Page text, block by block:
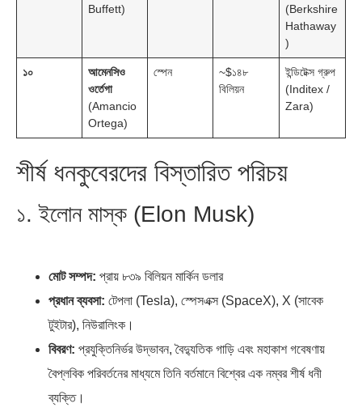
Buffett)
(Berkshire
Hathaway
)
১০
আমেনসিও
ওর্তেগা
(Amancio
Ortega)
স্পেন
~$১৪৮
বিলিয়ন
ইন্ডিটেক্স গ্রুপ
(Inditex /
Zara)
শীর্ষ ধনকুবেরদের বিস্তারিত পরিচয়
১. ইলোন মাস্ক (Elon Musk)
মোট সম্পদ: প্রায় ৮৩৯ বিলিয়ন মার্কিন ডলার
প্রধান ব্যবসা: টেপলা (Tesla), স্পেসএক্স (SpaceX), X (সাবেক
টুইটার), নিউরালিংক।
বিবরণ: প্রযুক্তিনির্ভর উদ্ভাবন, বৈদ্যুতিক গাড়ি এবং মহাকাশ গবেষণায়
বৈপ্লবিক পরিবর্তনের মাধ্যমে তিনি বর্তমানে বিশ্বের এক নম্বর শীর্ষ ধনী
ব্যক্তি।